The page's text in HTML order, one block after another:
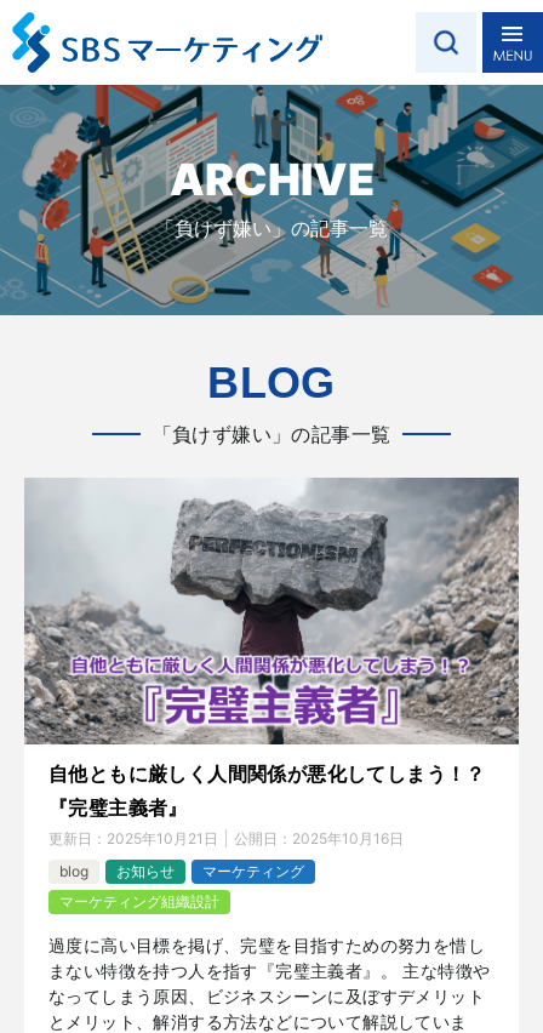
ARCHIVE
「負けず嫌い」の記事一覧
BLOG
「負けず嫌い」の記事一覧
自他ともに厳しく人間関係が悪化してしまう！？
『完璧主義者』
更新日： 2025年10月21日 公開日： 2025年10月16日
blog
お知らせ
マーケティング
マーケティング組織設計
過度に高い目標を掲げ、完璧を目指すための努力を惜し
まない特徴を持つ人を指す『完璧主義者』。 主な特徴や
なってしまう原因、ビジネスシーンに及ぼすデメリット
とメリット、解消する方法などについて解説していま